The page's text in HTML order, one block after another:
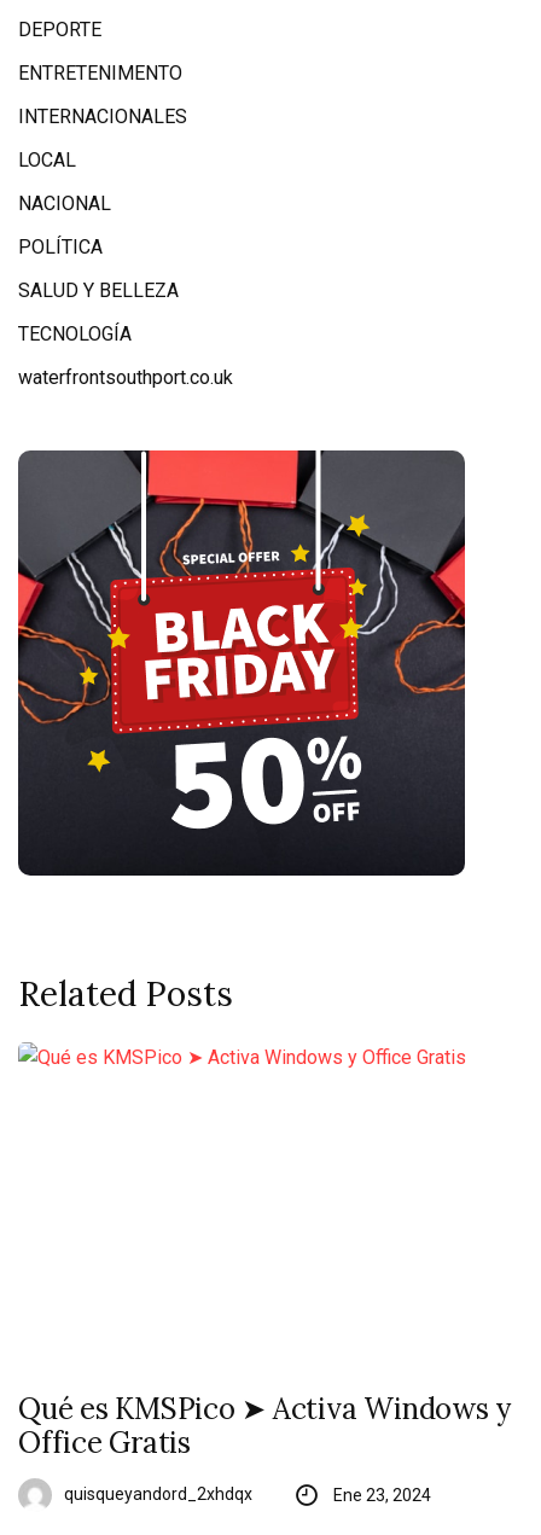
DEPORTE
ENTRETENIMENTO
INTERNACIONALES
LOCAL
NACIONAL
POLÍTICA
SALUD Y BELLEZA
TECNOLOGÍA
waterfrontsouthport.co.uk
Related Posts
Qué es KMSPico ➤ Activa Windows y
Office Gratis
quisqueyandord_2xhdqx Ene 23, 2024